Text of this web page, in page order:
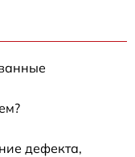
дефекта,